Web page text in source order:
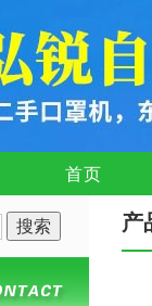
首页
产